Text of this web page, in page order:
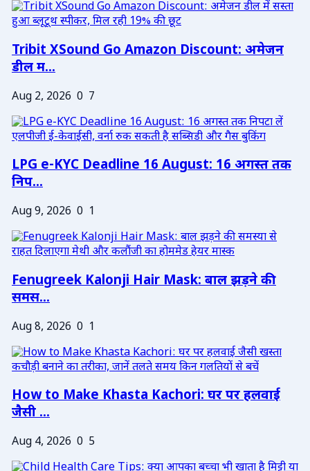
Tribit XSound Go Amazon Discount: अमेजन
डील म...
Aug 2, 2026 0 7
LPG e-KYC Deadline 16 August: 16 अगस्त तक
निप...
Aug 9, 2026 0 1
Fenugreek Kalonji Hair Mask: बाल झड़ने की
समस...
Aug 8, 2026 0 1
How to Make Khasta Kachori: घर पर हलवाई
जैसी ...
Aug 4, 2026 0 5